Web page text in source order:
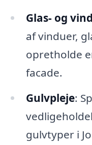
Glas- og
af vinduer,
opretholde
facade.
Gulvpleje:
gulvtyper i